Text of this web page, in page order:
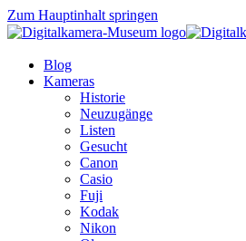
Zum Hauptinhalt springen
Blog
Kameras
Historie
Neuzugänge
Listen
Gesucht
Canon
Casio
Fuji
Kodak
Nikon